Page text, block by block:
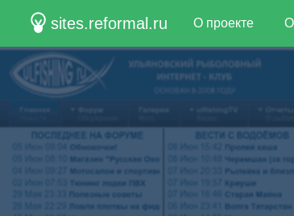
sites.reformal.ru О проекте О